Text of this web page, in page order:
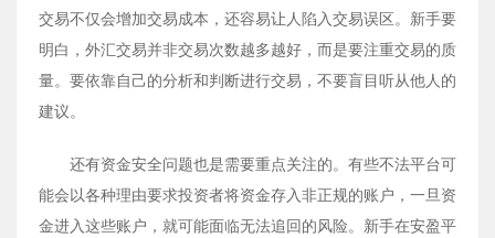
交易不仅会增加交易成本，还容易让人陷入交易误区。新手要
明白，外汇交易并非交易次数越多越好，而是要注重交易的质
量。要依靠自己的分析和判断进行交易，不要盲目听从他人的
建议。
还有资金安全问题也是需要重点关注的。有些不法平台可
能会以各种理由要求投资者将资金存入非正规的账户，一旦资
金进入这些账户，就可能面临无法追回的风险。新手在安盈平